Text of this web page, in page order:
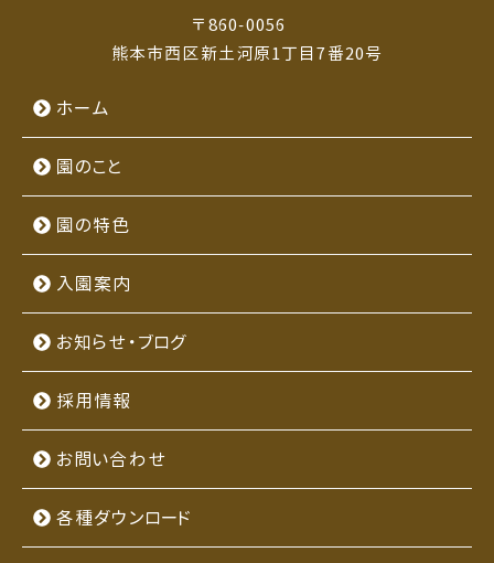
〒860-0056
熊本市西区新土河原1丁目7番20号
ホーム
園のこと
園の特色
入園案内
お知らせ・ブログ
採用情報
お問い合わせ
各種ダウンロード